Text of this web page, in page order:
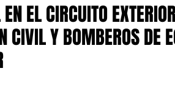
EL CIRCUITO
CIVIL Y BOMBEROS DE